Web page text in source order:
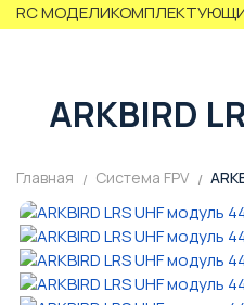
RC МОДЕЛИ
ARKBIRD
Главная Система FPV